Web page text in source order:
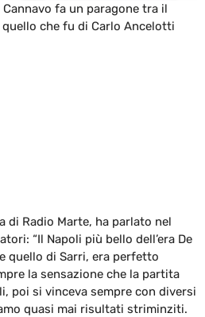
fa un paragone tra il
che fu di Carlo Ancelotti
di Radio Marte, ha parlato nel
“Il Napoli più bello dell’era De
quello di Sarri, era perfetto
la sensazione che la partita
poi si vinceva sempre con diversi
quasi mai risultati striminziti.